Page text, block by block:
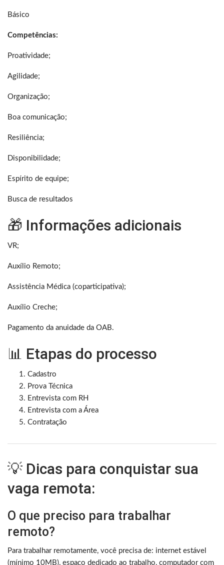
Básico
Competências:
Proatividade;
Agilidade;
Organização;
Boa comunicação;
Resiliência;
Disponibilidade;
Espírito de equipe;
Busca de resultados
🎁 Informações adicionais
VR;
Auxílio Remoto;
Assistência Médica (coparticipativa);
Auxílio Creche;
Pagamento da anuidade da OAB.
📊 Etapas do processo
Cadastro
Prova Técnica
Entrevista com RH
Entrevista com a Área
Contratação
💡 Dicas para conquistar sua
vaga remota:
O que preciso para trabalhar
remoto?
Para trabalhar remotamente, você precisa de: internet estável
(mínimo 10MB), espaço dedicado ao trabalho, computador com